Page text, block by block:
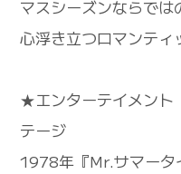
マスシーズンならでは
心浮き立つロマンティ
★エンターテイメン
テージ
1978年『Mr.サマータ